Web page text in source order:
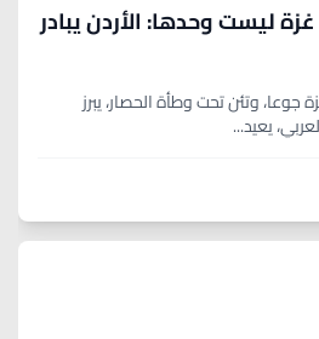
ليست وحدها: الأردن يبادر
وتئن تحت وطأة الحصار، يبرز
يعيد...